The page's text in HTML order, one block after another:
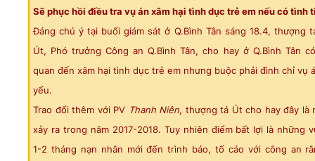
Sẽ phục hồi điều tra vụ án xâm hại tình dục trẻ em nếu có tình
Đáng chú ý tại buổi giám sát ở Q.Bình Tân sáng 18.4, thượng
Út, Phó trưởng Công an Q.Bình Tân, cho hay ở Q.Bình Tân
quan đến xâm hại tình dục trẻ em nhưng buộc phải đình chỉ vụ
yếu.
Trao đổi thêm với PV Thanh Niên, thượng tá Út cho hay đây là
xảy ra trong năm 2017-2018. Tuy nhiên điểm bất lợi là những
1-2 tháng nạn nhân mới đến trình báo, tố cáo với công an